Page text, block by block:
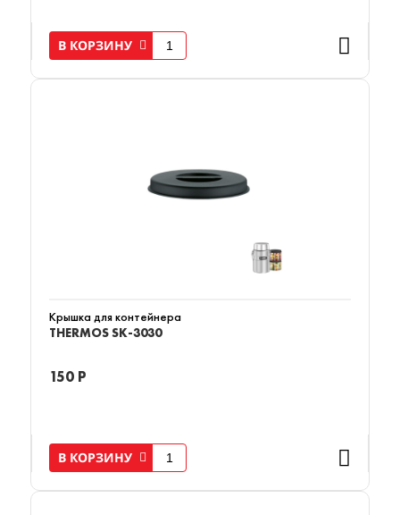
В КОРЗИНУ
Крышка для контейнера
THERMOS SK-3030
150 Р
В КОРЗИНУ